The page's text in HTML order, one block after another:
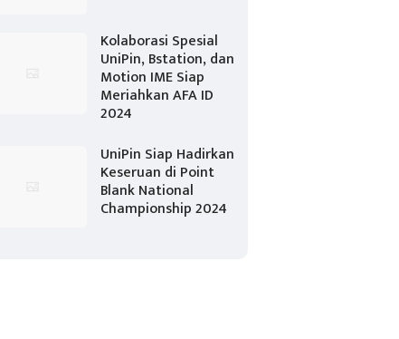
Kolaborasi Spesial
UniPin, Bstation, dan
Motion IME Siap
Meriahkan AFA ID
2024
UniPin Siap Hadirkan
Keseruan di Point
Blank National
Championship 2024